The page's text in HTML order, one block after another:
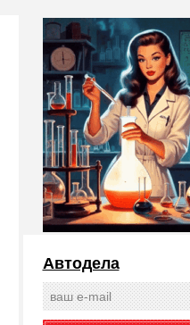
Автодела